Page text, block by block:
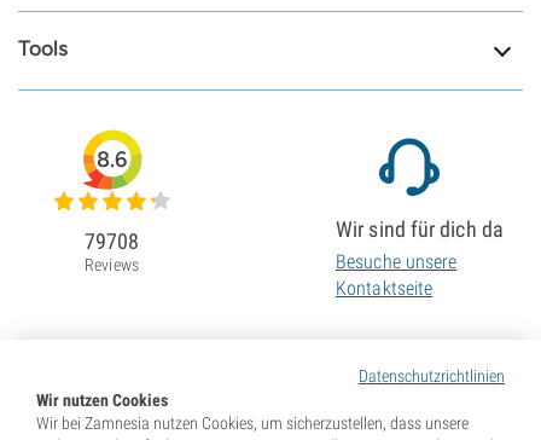
Tools
Datenschutzrichtlinien
Wir nutzen Cookies
Wir bei Zamnesia nutzen Cookies, um sicherzustellen, dass unsere
8.6
79708
Reviews
Wir sind für dich da
Besuche unsere
Kontaktseite